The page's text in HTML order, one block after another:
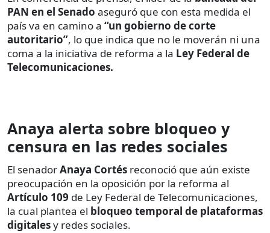
PAN en el Senado aseguró que con esta medida el
país va en camino a “un gobierno de corte
autoritario”, lo que indica que no le moverán ni una
coma a la iniciativa de reforma a la Ley Federal de
Telecomunicaciones.
Anaya alerta sobre bloqueo y
censura en las redes sociales
El senadorAnaya Cortés reconoció que aún existe
preocupación en la oposición por la reforma al
Artículo 109 de Ley Federal de Telecomunicaciones,
la cual plantea el bloqueo temporal de plataformas
digitalesy redes sociales.